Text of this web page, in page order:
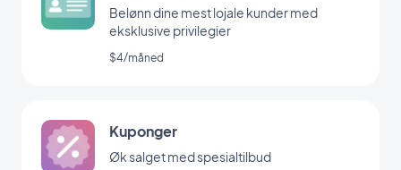
Belønn dine mest lojale kunder med
eksklusive privilegier
$4/måned
Kuponger
Øk salget med spesialtilbud